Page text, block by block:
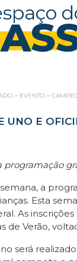
> EVENTO >
UNO E
programação
a
Esta
As
de Verão,
será